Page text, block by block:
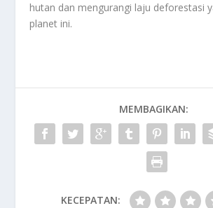
hutan dan mengurangi laju deforestasi
planet ini.
MEMBAGIKAN:
KECEPATAN: